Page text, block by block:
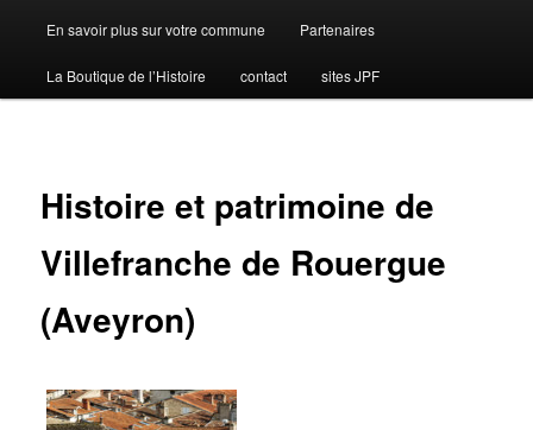
principal
En savoir plus sur votre commune Partenaires
La Boutique de l’Histoire contact sites JPF
Histoire et patrimoine de
Villefranche de Rouergue
(Aveyron)